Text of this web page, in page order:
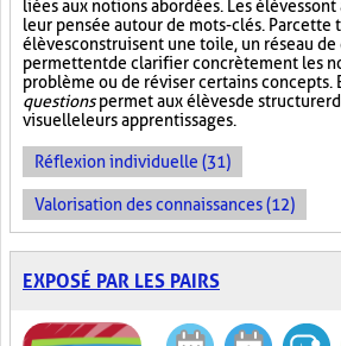
liées aux notions abordées. Les élèves
leur pensée autour de mots-clés. Par cette
élèves construisent une toile, un réseau
permettent de clarifier concrètement les
problème ou de réviser certains concepts.
questionspermet aux élèves de structurer
visuelle leurs apprentissages.
Réflexion individuelle (31)
Valorisation des connaissances (12)
EXPOSÉ PAR LES PAIRS